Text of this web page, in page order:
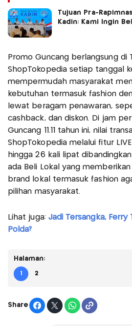
Tujuan Pra-
Kadin: Kami Ingin
Promo Guncang berlangsung di
ShopTokopedia setiap tanggal
mempermudah masyarakat
kebutuhan termasuk fashion
lewat beragam penawaran,
cashback, dan diskon. Di jam
Guncang 11.11 tahun ini, nilai
ShopTokopedia melalui fitur
hingga 26 kali lipat
ada Beli Lokal yang
brand lokal termasuk fashion
pilihan masyarakat.
Lihat juga: Jadi Tersangka, Ferry
Polda?
Halaman:
1 2
Share